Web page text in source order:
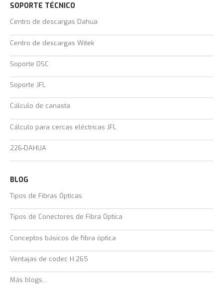
SOPORTE TÉCNICO
Centro de descargas Dahua
Centro de descargas Witek
Soporte DSC
Soporte JFL
Cálculo de canasta
Cálculo para cercas eléctricas JFL
226-DAHUA
BLOG
Tipos de Fibras Ópticas
Tipos de Conectores de Fibra Óptica
Conceptos básicos de fibra óptica
Ventajas de codec H.265
Más blogs...